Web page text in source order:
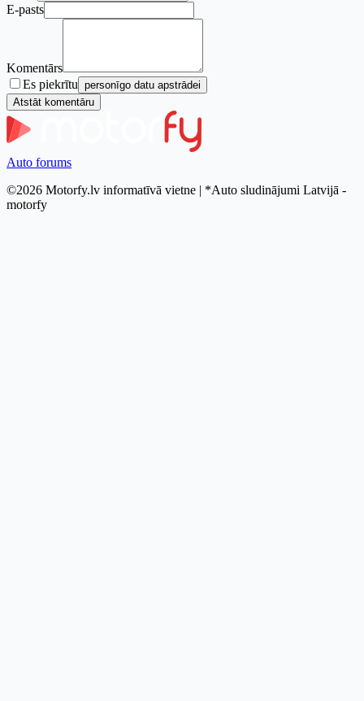
E-pasts
Komentārs
Es piekrītu personīgo datu apstrādei
Atstāt komentāru
Auto forums
©2026 Motorfy.lv informatīvā vietne | *Auto sludinājumi Latvijā -
motorfy